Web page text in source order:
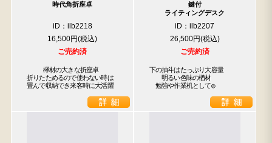
時代角折座卓
iD：ilb2218
16,500円
ご売約済
欅材の大きな折座卓
折りたためるので使わない時は
畳んで収納でき来客時に大活躍
鍵付
ライティングデスク
iD：ilb2207
26,500円
ご売約済
下の抽斗はたっぷり大容量
明るい色味の楢材
勉強や作業机として◎